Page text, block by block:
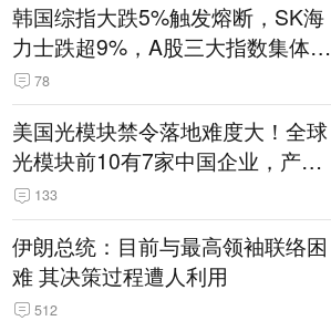
韩国综指大跌5%触发熔断，SK海
力士跌超9%，A股三大指数集体低
开 78
美国光模块禁令落地难度大！全球
光模块前10有7家中国企业，产业
界人士：想“脱钩”并不容易
133
伊朗总统：目前与最高领袖联络困
难 其决策过程遭人利用
512